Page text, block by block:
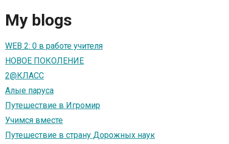
My blogs
WEB 2: 0 в работе учителя
НОВОЕ ПОКОЛЕНИЕ
2@КЛАСС
Алые паруса
Путешествие в Игромир
Учимся вместе
Путешествие в страну Дорожных наук